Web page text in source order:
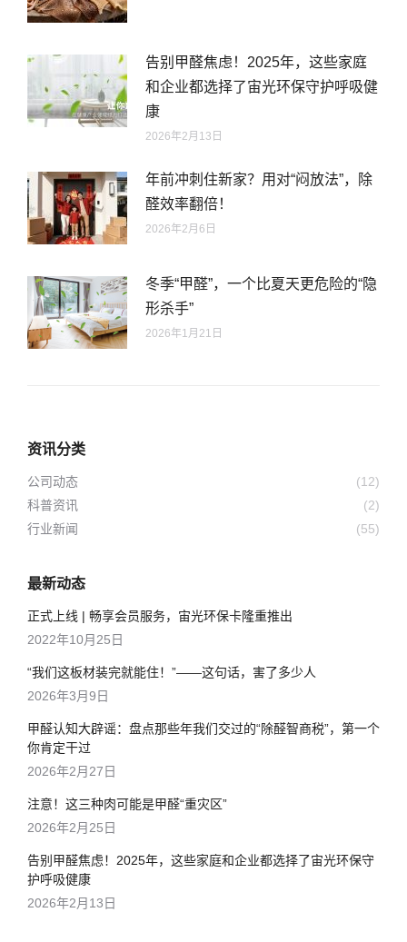
告别甲醛焦虑！2025年，这些家庭
和企业都选择了宙光环保守护呼吸健
康
2026年2月13日
年前冲刺住新家？用对“闷放法”，除
醛效率翻倍！
2026年2月6日
冬季“甲醛”，一个比夏天更危险的“隐
形杀手”
2026年1月21日
资讯分类
公司动态
(12)
科普资讯
(2)
行业新闻
(55)
最新动态
正式上线 | 畅享会员服务，宙光环保卡隆重推出
2022年10月25日
“我们这板材装完就能住！”——这句话，害了多少人
2026年3月9日
甲醛认知大辟谣：盘点那些年我们交过的“除醛智商税”，第一个
你肯定干过
2026年2月27日
注意！这三种肉可能是甲醛“重灾区”
2026年2月25日
告别甲醛焦虑！2025年，这些家庭和企业都选择了宙光环保守
护呼吸健康
2026年2月13日